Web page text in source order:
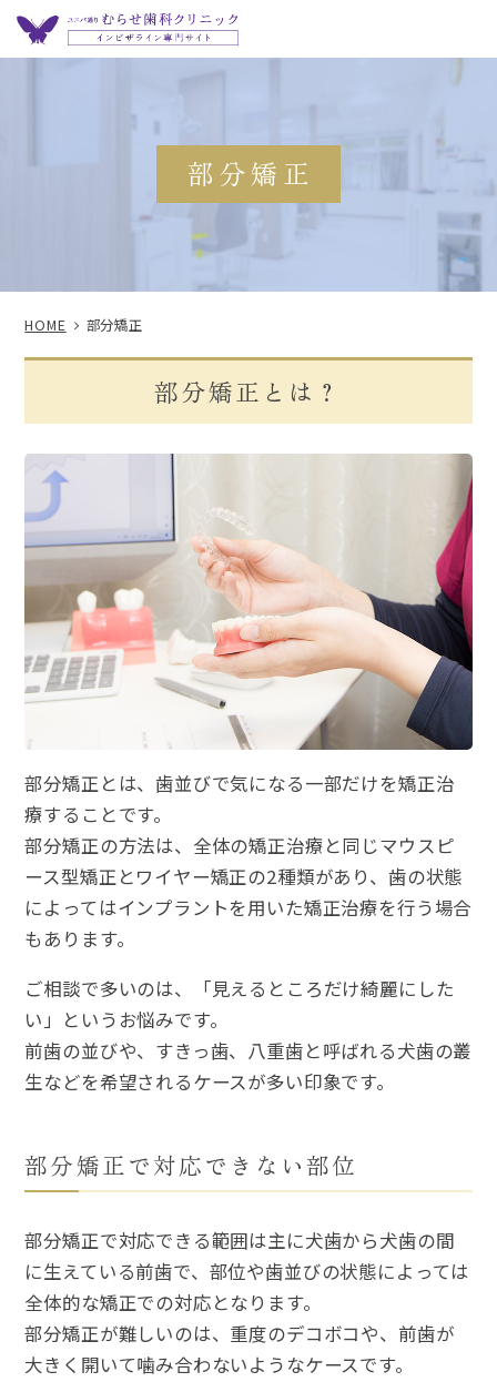
部分矯正
HOME 部分矯正
部分矯正とは？
部分矯正とは、歯並びで気になる一部だけを矯正治
療することです。
部分矯正の方法は、全体の矯正治療と同じマウスピ
ース型矯正とワイヤー矯正の2種類があり、歯の状態
によってはインプラントを用いた矯正治療を行う場合
もあります。
ご相談で多いのは、「見えるところだけ綺麗にした
い」というお悩みです。
前歯の並びや、すきっ歯、八重歯と呼ばれる犬歯の叢
生などを希望されるケースが多い印象です。
部分矯正で対応できない部位
部分矯正で対応できる範囲は主に犬歯から犬歯の間
に生えている前歯で、部位や歯並びの状態によっては
全体的な矯正での対応となります。
部分矯正が難しいのは、重度のデコボコや、前歯が
大きく開いて噛み合わないようなケースです。